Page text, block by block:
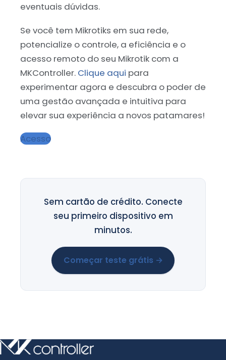
eventuais dúvidas.
Se você tem Mikrotiks em sua rede,
potencialize o controle, a eficiência e o
acesso remoto do seu Mikrotik com a
MKController. Clique aqui para
experimentar agora e descubra o poder de
uma gestão avançada e intuitiva para
elevar sua experiência a novos patamares!
Acesso
Sem cartão de crédito. Conecte
seu primeiro dispositivo em
minutos.
Começar teste grátis →